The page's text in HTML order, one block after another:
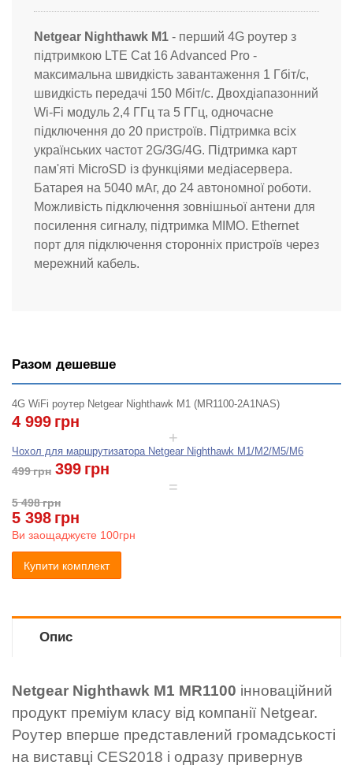
Netgear Nighthawk M1 - перший 4G роутер з
підтримкою LTE Cat 16 Advanced Pro -
максимальна швидкість завантаження 1 Гбіт/с,
швидкість передачі 150 Мбіт/с. Двохдіапазонний
Wi-Fi модуль 2,4 ГГц та 5 ГГц, одночасне
підключення до 20 пристроїв. Підтримка всіх
українських частот 2G/3G/4G. Підтримка карт
пам'яті MicroSD із функціями медіасервера.
Батарея на 5040 мАг, до 24 автономної роботи.
Можливість підключення зовнішньої антени для
посилення сигналу, підтримка MIMO. Ethernet
порт для підключення сторонніх пристроїв через
мережний кабель.
Разом дешевше
4G WiFi роутер Netgear Nighthawk M1 (MR1100-2A1NAS)
4 999 грн
Чохол для маршрутизатора Netgear Nighthawk M1/M2/M5/M6
499грн 399 грн
5 498грн
5 398 грн
Ви заощаджуєте 100грн
Купити комплект
Опис
Netgear Nighthawk M1 MR1100 інноваційний
продукт преміум класу від компанії Netgear.
Роутер вперше представлений громадськості
на виставці CES2018 і одразу привернув